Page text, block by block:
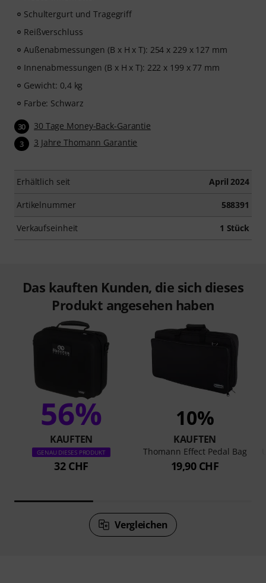
Schultergurt und Tragegriff
Reißverschluss
Außenabmessungen (B x H x T): 254 x 229 x 127 mm
Innenabmessungen (B x H x T): 222 x 199 x 77 mm
Gewicht: 0,4 kg
Farbe: Schwarz
30 30 Tage Money-Back-Garantie
3 3 Jahre Thomann Garantie
Erhältlich seit April 2024
Artikelnummer 588391
Verkaufseinheit 1 Stück
Das kauften Kunden, die sich dieses
Produkt angesehen haben
56%
KAUFTEN
GENAU DIESES PRODUKT
32 CHF
10%
KAUFTEN
Thomann Effect Pedal Bag
19,90 CHF
Vergleichen